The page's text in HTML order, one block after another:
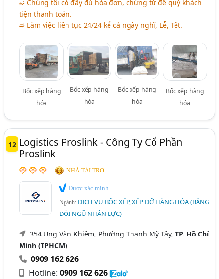
➫ Chúng tôi có đầy đủ hóa đơn, chứng từ để quý khách
tiện thanh toán.
➫ Làm việc liên tục 24/24 kể cả ngày nghĩ, Lễ, Tết.
Bốc xếp hàng
hóa
Bốc xếp hàng
hóa
Bốc xếp hàng
hóa
Bốc xếp hàng
hóa
12 Logistics Proslink - Công Ty Cổ Phần
Proslink
NHÀ TÀI TRỢ
Được xác minh
Ngành: DỊCH VỤ BỐC XẾP, XẾP DỠ HÀNG HÓA (BẰNG
ĐỘI NGŨ NHÂN LỰC)
354 Ung Văn Khiêm, Phường Thạnh Mỹ Tây,TP. Hồ Chí
Minh (TPHCM)
0909 162 626
Hotline:0909 162 626